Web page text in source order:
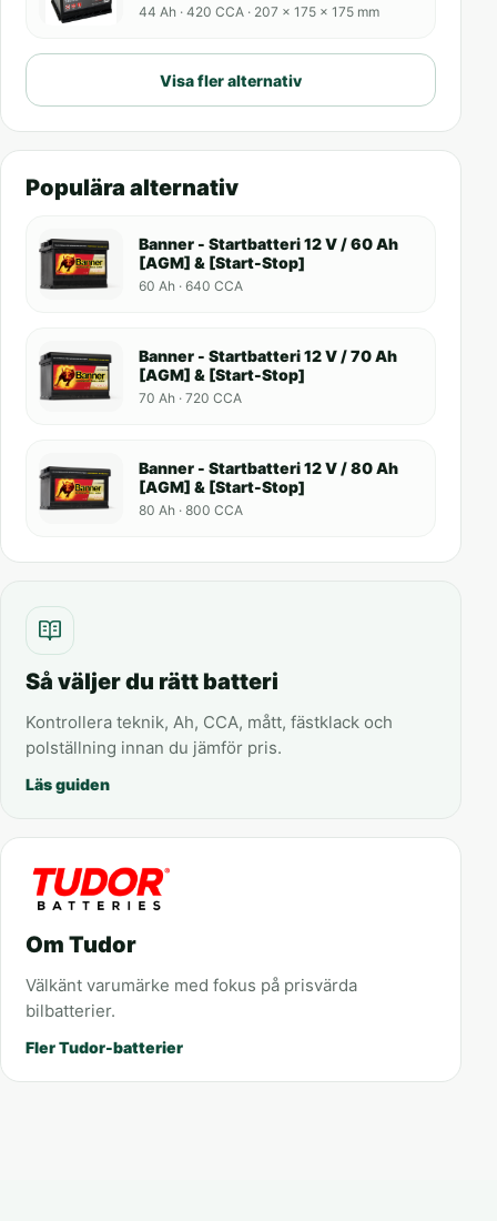
44 Ah · 420 CCA · 207 x 175 x 175 mm
Visa fler alternativ
Populära alternativ
Banner - Startbatteri 12 V / 60 Ah
[AGM] & [Start-Stop]
60 Ah · 640 CCA
Banner - Startbatteri 12 V / 70 Ah
[AGM] & [Start-Stop]
70 Ah · 720 CCA
Banner - Startbatteri 12 V / 80 Ah
[AGM] & [Start-Stop]
80 Ah · 800 CCA
Så väljer du rätt batteri
Kontrollera teknik, Ah, CCA, mått, fästklack och
polställning innan du jämför pris.
Läs guiden
Om Tudor
Välkänt varumärke med fokus på prisvärda
bilbatterier.
Fler Tudor-batterier